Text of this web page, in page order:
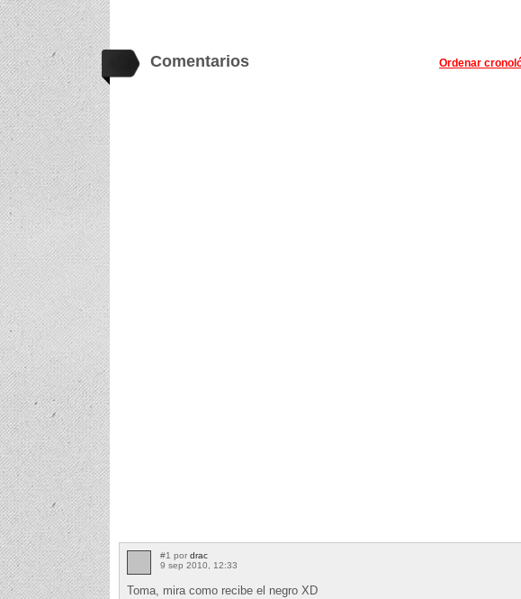
Comentarios Ordenar
#1 por drac
9 sep 2010, 12:33
Toma, mira como recibe el negro XD